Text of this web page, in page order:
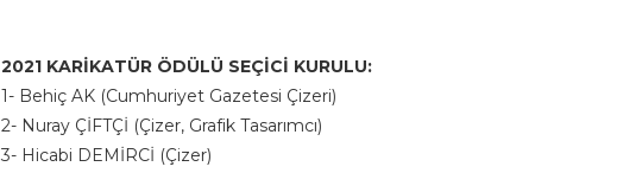
2021 KARİKATÜR ÖDÜLÜ SEÇİCİ KURULU:
1- Behiç AK (Cumhuriyet Gazetesi Çizeri)
2- Nuray ÇİFTÇİ (Çizer, Grafik Tasarımcı)
3- Hicabi DEMİRCİ (Çizer)